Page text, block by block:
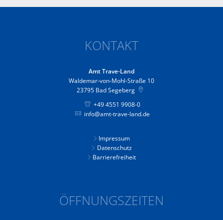
KONTAKT
Amt Trave-Land
Waldemar-von-Mohl-Straße 10
23795 Bad Segeberg
+49 4551 9908-0
info@amt-trave-land.de
Impressum
Datenschutz
Barrierefreiheit
ÖFFNUNGSZEITEN